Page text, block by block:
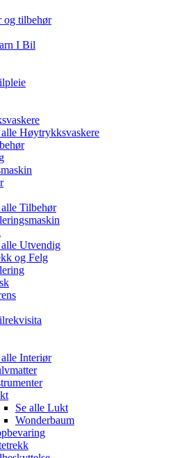
og tilbehør
I Bil
alle Høytrykksvaskere
alle Tilbehør
alle Utvendig
og Felg
alle Interiør
Se alle Lukt
Wonderbaum